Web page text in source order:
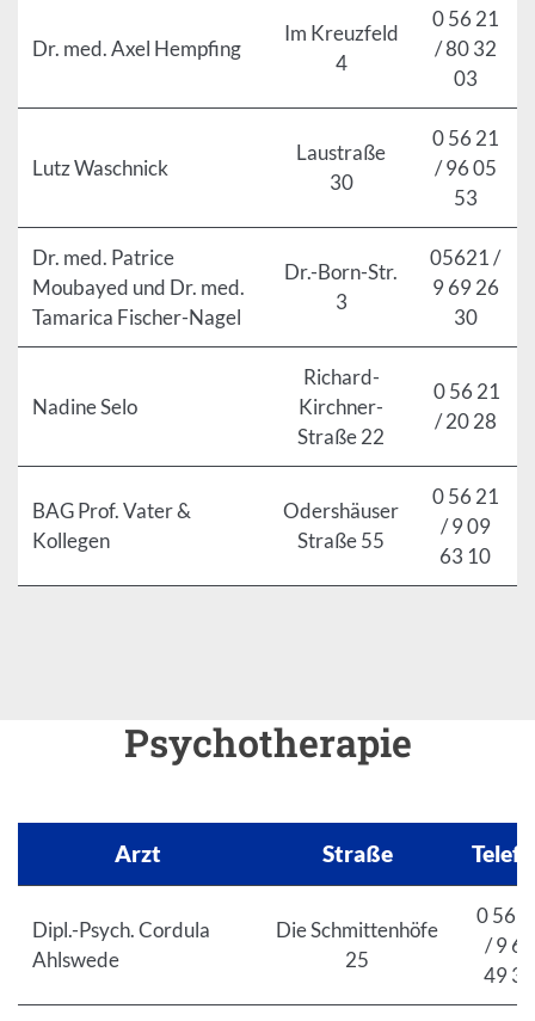
Dr. med. Axel Hempfing
Im Kreuzfeld
4
0 56 21
/ 80 32
03
Lutz Waschnick
Laustraße
30
0 56 21
/ 96 05
53
Dr. med. Patrice
Moubayed und Dr. med.
Tamarica Fischer-Nagel
Dr.-Born-Str.
3
05621 /
9 69 26
30
Nadine Selo
Richard-
Kirchner-
Straße 22
0 56 21
/ 20 28
BAG Prof. Vater &
Kollegen
Odershäuser
Straße 55
0 56 21
/ 9 09
63 10
Psychotherapie
Arzt Straße
Dipl.-Psych. Cordula
Ahlswede
Die Schmittenhöfe
25
0 56
/ 9 67
49 30